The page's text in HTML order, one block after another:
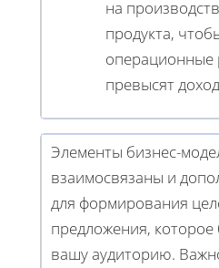
на
продукта,
операционные
превысят
Элементы бизнес-
взаимосвязаны и
для формирования
предложения, которое
вашу аудиторию.